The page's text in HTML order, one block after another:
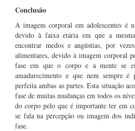
Conclusão
A imagem corporal em adolescentes é
devido à faixa etária em que a
encontrar medos e angústias, por
alimentares, devido à imagem corporal
fase em que o corpo e a mente se
amadurecimento e que nem sempre é
perfeita ambas as partes. Esta situação
fase de muitas mudanças em todos os
do corpo pelo que é importante ter em
se fala na percepção ou imagem dos
fase.